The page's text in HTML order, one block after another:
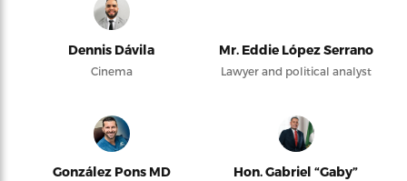
Dennis Dávila
Cinema
Mr. Eddie López Serrano
Lawyer and political analyst
González Pons MD
Hon. Gabriel “Gaby”